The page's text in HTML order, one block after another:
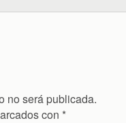
no será publicada.
con *